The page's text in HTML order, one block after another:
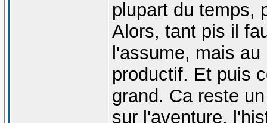
plupart du temps,
Alors, tant pis il
l'assume, mais
productif. Et puis
grand. Ca reste
sur l'aventure,